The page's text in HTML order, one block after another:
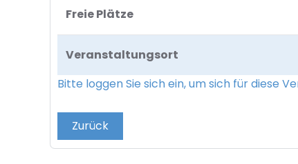
Freie Plätze
Veranstaltungsort
Bitte loggen Sie sich ein, um sich für diese
Zurück